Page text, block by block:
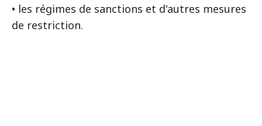
• les régimes de sanctions et d'autres mesures
de restriction.